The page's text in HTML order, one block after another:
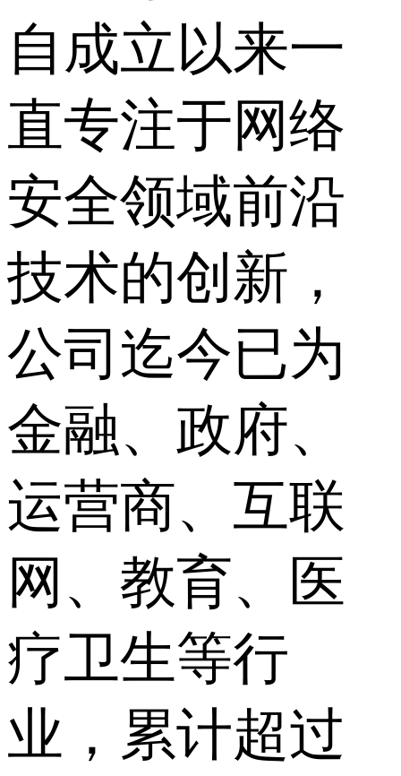
自成立以来一
直专注于网络
安全领域前沿
技术的创新，
公司迄今已为
金融、政府、
运营商、互联
网、教育、医
疗卫生等行
业，累计超过